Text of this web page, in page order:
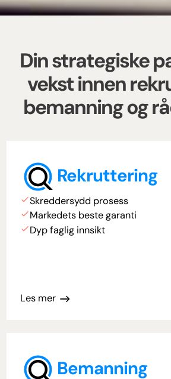
Din strategiske
vekst innen
bemanning og
Rekruttering
Skreddersydd prosess
Markedets beste garanti
Dyp faglig innsikt
Les mer
Bemanning